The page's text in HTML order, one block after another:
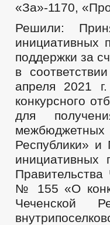
«За»-1170,
Решили:
инициативных
поддержки за
в
апреля 2021
конкурсного
для
Республики» и
инициативных
№ 155 «О
Чеченской